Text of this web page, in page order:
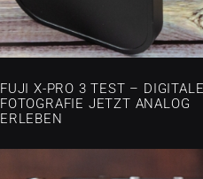
FUJI X-PRO 3 TEST – DIGITALE
FOTOGRAFIE JETZT ANALOG
ERLEBEN